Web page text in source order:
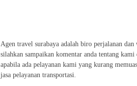
Agen travel surabaya adalah biro perjalanan
silahkan sampaikan komentar anda tentang
apabila ada pelayanan kami yang kurang
jasa pelayanan transportasi.